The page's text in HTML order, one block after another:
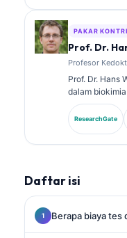
PAKAR
Prof. Dr.
Profesor
Prof. Dr. Hans
dalam
riset
Clinical
analisis panel
ResearchGate
Daftar isi
Berapa biaya tes